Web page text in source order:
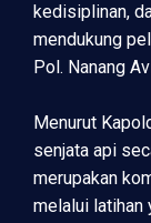
kedisiplinan,
mendukung
Pol. Nanang
Menurut
senjata api
merupakan
melalui latihan